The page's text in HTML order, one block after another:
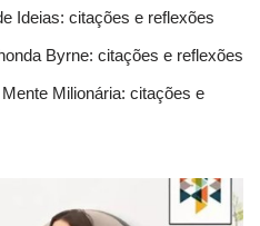
Ideias: citações e reflexões
Byrne: citações e reflexões
Milionária: citações e